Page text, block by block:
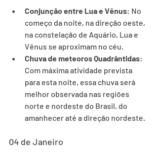
Conjunção entre Lua e Vênus: No
começo da noite, na direção oeste,
na constelação de Aquário, Lua e
Vênus se aproximam no céu.
Chuva de meteoros Quadrântidas:
Com máxima atividade prevista
para esta noite, essa chuva será
melhor observada nas regiões
norte e nordeste do Brasil, do
amanhecer até a direção nordeste.
04 de Janeiro